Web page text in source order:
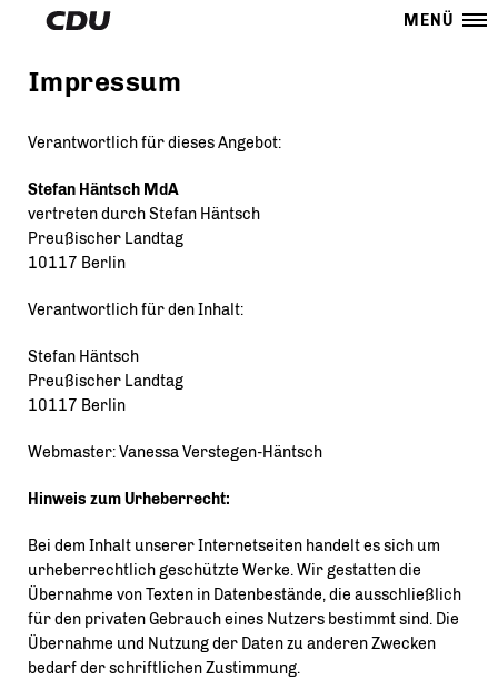
MENÜ
Impressum
Verantwortlich für dieses Angebot:
Stefan Häntsch MdA
vertreten durch Stefan Häntsch
Preußischer Landtag
10117 Berlin
Verantwortlich für den Inhalt:
Stefan Häntsch
Preußischer Landtag
10117 Berlin
Webmaster: Vanessa Verstegen-Häntsch
Hinweis zum Urheberrecht:
Bei dem Inhalt unserer Internetseiten handelt es sich um
urheberrechtlich geschützte Werke. Wir gestatten die
Übernahme von Texten in Datenbestände, die ausschließlich
für den privaten Gebrauch eines Nutzers bestimmt sind. Die
Übernahme und Nutzung der Daten zu anderen Zwecken
bedarf der schriftlichen Zustimmung.